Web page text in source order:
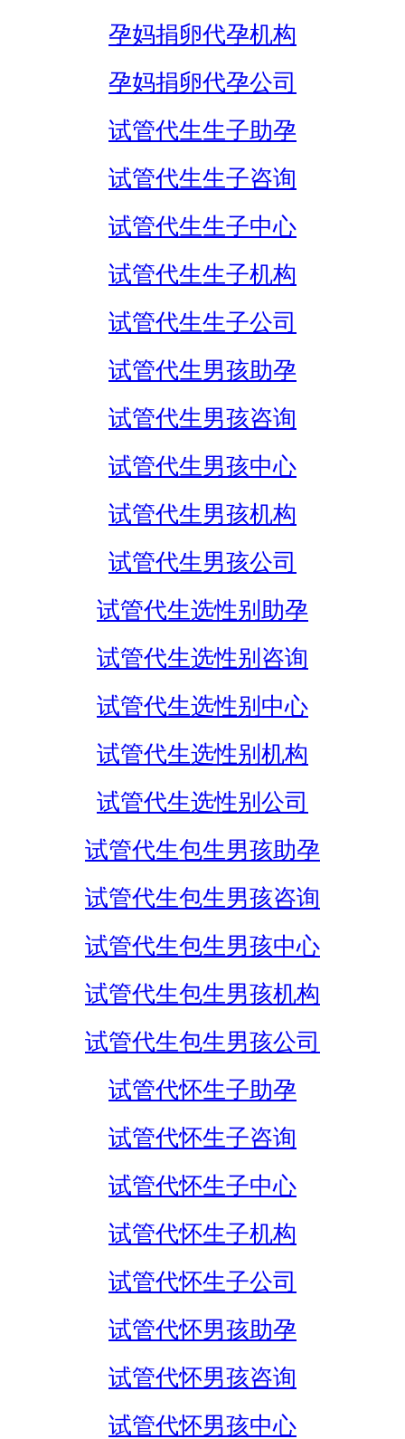
孕妈捐卵代孕机构
孕妈捐卵代孕公司
试管代生生子助孕
试管代生生子咨询
试管代生生子中心
试管代生生子机构
试管代生生子公司
试管代生男孩助孕
试管代生男孩咨询
试管代生男孩中心
试管代生男孩机构
试管代生男孩公司
试管代生选性别助孕
试管代生选性别咨询
试管代生选性别中心
试管代生选性别机构
试管代生选性别公司
试管代生包生男孩助孕
试管代生包生男孩咨询
试管代生包生男孩中心
试管代生包生男孩机构
试管代生包生男孩公司
试管代怀生子助孕
试管代怀生子咨询
试管代怀生子中心
试管代怀生子机构
试管代怀生子公司
试管代怀男孩助孕
试管代怀男孩咨询
试管代怀男孩中心